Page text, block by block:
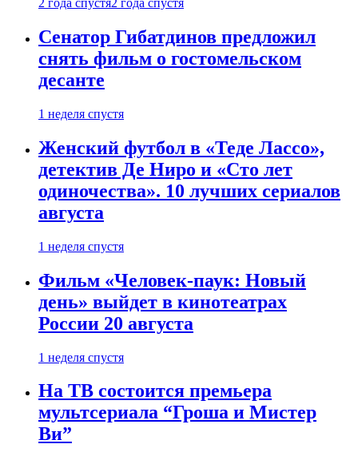
2 года спустя2 года спустя
Сенатор Гибатдинов предложил
снять фильм о гостомельском
десанте
1 неделя спустя
Женский футбол в «Теде Лассо»,
детектив Де Ниро и «Сто лет
одиночества». 10 лучших сериалов
августа
1 неделя спустя
Фильм «Человек-паук: Новый
день» выйдет в кинотеатрах
России 20 августа
1 неделя спустя
На ТВ состоится премьера
мультсериала “Гроша и Мистер
Ви”